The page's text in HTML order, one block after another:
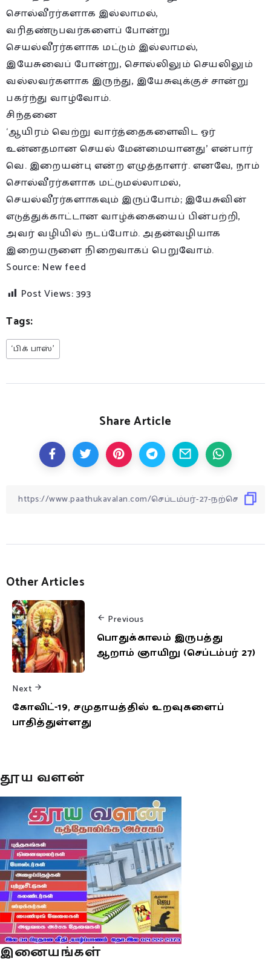
சொல்வீரர்களாக இல்லாமல்,
வரிதண்டுபவர்களைப் போன்று
செயல்வீரர்களாக மட்டும் இல்லாமல்,
இயேசுவைப் போன்று, சொல்லிலும் செயலிலும்
வல்லவர்களாக இருந்து, இயேசுவுக்குச் சான்று
பகர்ந்து வாழ்வோம்.
சிந்தனை
‘ஆயிரம் வெற்று வார்த்தைகளைவிட ஓர்
உன்னதமான செயல் மேன்மையானது’ என்பார்
வெ. இறையன்பு என்ற எழுத்தாளர். எனவே, நாம்
சொல்வீரர்களாக மட்டுமல்லாமல்,
செயல்வீரர்களாகவும் இருப்போம்; இயேசுவின்
எடுத்துக்காட்டான வாழ்க்கையைப் பின்பற்றி,
அவர் வழியில் நடப்போம். அதன்வழியாக
இறையருளை நிறைவாகப் பெறுவோம்.
Source: New feed
Post Views:393
Tags:
‘பிக் பாஸ்’
Share Article
Other Articles
Previous
பொதுக்காலம் இருபத்து
ஆறாம் ஞாயிறு (செப்டம்பர் 27)
Next
கோவிட்-19, சமுதாயத்தில் உறவுகளைப்
பாதித்துள்ளது
தூய வளன்
இனையங்கள்